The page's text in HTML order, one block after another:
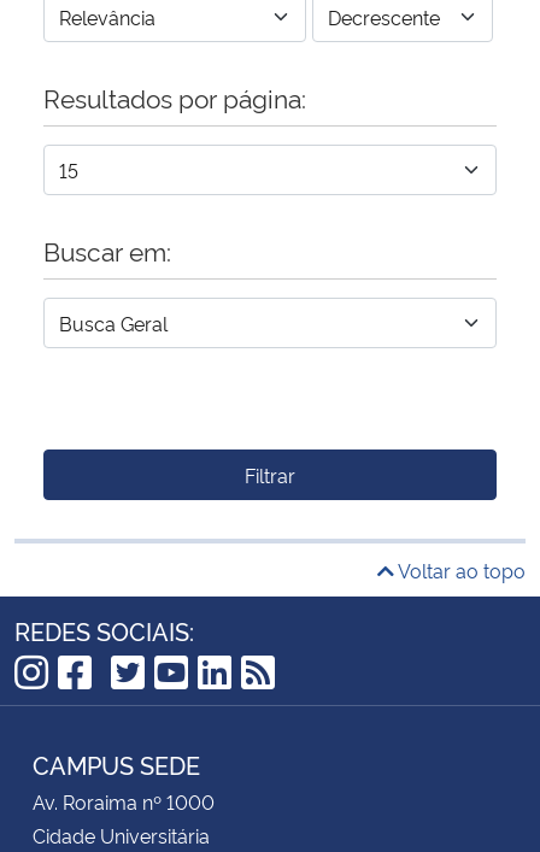
Resultados por página:
Buscar em:
Filtrar
Voltar ao topo
REDES SOCIAIS:
Instagram
Facebook
TikTok
Twitter
YouTube
LinkedIn
RSS
CAMPUS SEDE
Av. Roraima nº 1000
Cidade Universitária